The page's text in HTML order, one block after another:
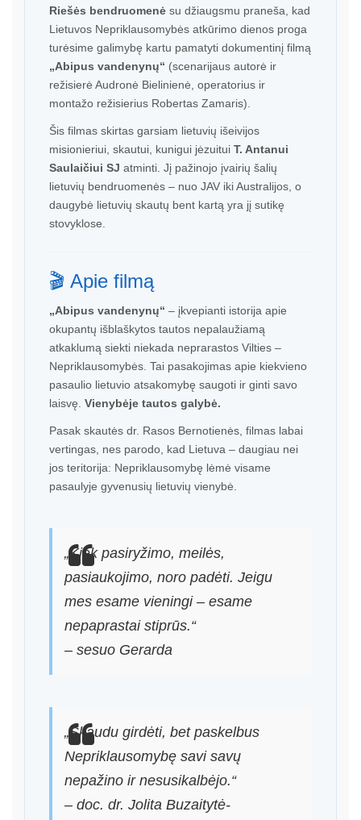
Riešės bendruomenė su džiaugsmu praneša, kad
Lietuvos Nepriklausomybės atkūrimo dienos proga
turėsime galimybę kartu pamatyti dokumentinį filmą
„Abipus vandenynų“ (scenarijaus autorė ir
režisierė Audronė Bielinienė, operatorius ir
montažo režisierius Robertas Zamaris).
Šis filmas skirtas garsiam lietuvių išeivijos
misionieriui, skautui, kunigui jėzuitui T. Antanui
Saulaičiui SJ atminti. Jį pažinojo įvairių šalių
lietuvių bendruomenės – nuo JAV iki Australijos, o
daugybė lietuvių skautų bent kartą yra jį sutikę
stovyklose.
🎬 Apie filmą
„Abipus vandenynų“ – įkvepianti istorija apie
okupantų išblaškytos tautos nepalaužiamą
atkaklumą siekti niekada neprarastos Vilties –
Nepriklausomybės. Tai pasakojimas apie kiekvieno
pasaulio lietuvio atsakomybę saugoti ir ginti savo
laisvę. Vienybėje tautos galybė.
Pasak skautės dr. Rasos Bernotienės, filmas labai
vertingas, nes parodo, kad Lietuva – daugiau nei
jos teritorija: Nepriklausomybę lėmė visame
pasaulyje gyvenusių lietuvių vienybė.
„Kiek pasiryžimo, meilės,
pasiaukojimo, noro padėti. Jeigu
mes esame vieningi – esame
nepaprastai stiprūs.“
– sesuo Gerarda
„Skaudu girdėti, bet paskelbus
Nepriklausomybę savi savų
nepažino ir nesusikalbėjo.“
– doc. dr. Jolita Buzaitytė-